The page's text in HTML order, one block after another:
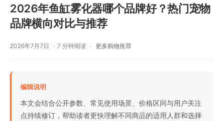
2026年鱼缸雾化器哪个品牌好？热门宠物
品牌横向对比与推荐
2026年7月7日 7 分钟阅读 更多购物推荐
编辑说明
本文会结合公开参数、常见使用场景、价格区间与用户关注
点持续修订，帮助读者更快理解不同商品的适用人群和选择